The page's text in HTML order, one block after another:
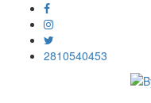
2810540453